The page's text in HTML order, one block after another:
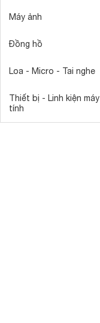
Máy ảnh
Đồng hồ
Loa - Micro - Tai nghe
Thiết bị - Linh kiện máy
tính